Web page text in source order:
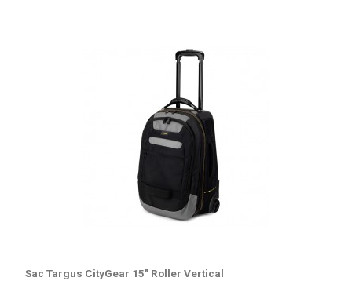
Sac Targus CityGear 15" Roller Vertical